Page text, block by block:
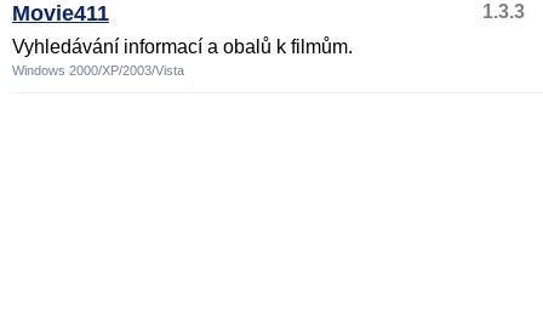
Movie411
1.3.3
Vyhledávání informací a obalů k filmům.
Windows 2000/XP/2003/Vista